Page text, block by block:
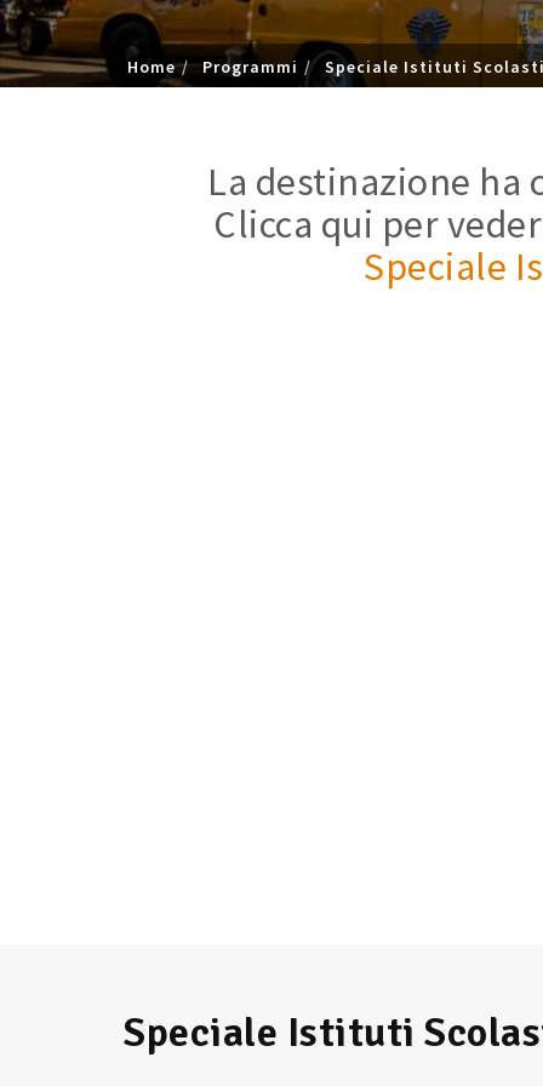
Home Programmi Speciale Istituti
La destinazione
Clicca qui per
Speciale
Speciale Istituti